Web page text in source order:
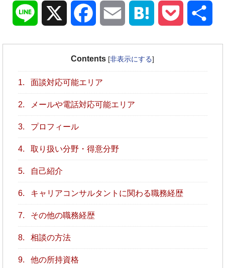
Line Facebook Email Hatena Pocket
Contents [非表示にする]
1. 面談対応可能エリア
2. メールや電話対応可能エリア
3. プロフィール
4. 取り扱い分野・得意分野
5. 自己紹介
6. キャリアコンサルタントに関わる職務経歴
7. その他の職務経歴
8. 相談の方法
9. 他の所持資格